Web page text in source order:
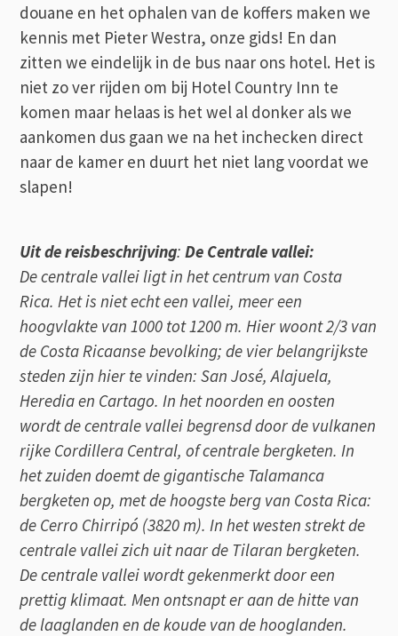
douane en het ophalen van de koffers maken we
kennis met Pieter Westra, onze gids! En dan
zitten we eindelijk in de bus naar ons hotel. Het is
niet zo ver rijden om bij Hotel Country Inn te
komen maar helaas is het wel al donker als we
aankomen dus gaan we na het inchecken direct
naar de kamer en duurt het niet lang voordat we
slapen!
Uit de reisbeschrijving:De Centrale vallei:
De centrale vallei ligt in het centrum van Costa
Rica. Het is niet echt een vallei, meer een
hoogvlakte van 1000 tot 1200 m. Hier woont 2/3 van
de Costa Ricaanse bevolking; de vier belangrijkste
steden zijn hier te vinden: San José, Alajuela,
Heredia en Cartago. In het noorden en oosten
wordt de centrale vallei begrensd door de vulkanen
rijke Cordillera Central, of centrale bergketen. In
het zuiden doemt de gigantische Talamanca
bergketen op, met de hoogste berg van Costa Rica:
de Cerro Chirripó (3820 m). In het westen strekt de
centrale vallei zich uit naar de Tilaran bergketen.
De centrale vallei wordt gekenmerkt door een
prettig klimaat. Men ontsnapt er aan de hitte van
de laaglanden en de koude van de hooglanden.